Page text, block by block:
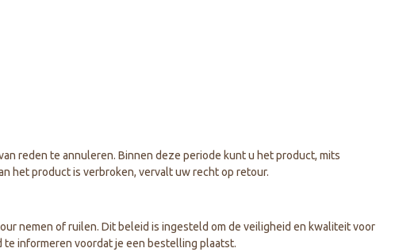
reden te annuleren. Binnen deze periode kunt u het product, mits
het product is verbroken, vervalt uw recht op retour.
nemen of ruilen. Dit beleid is ingesteld om de veiligheid en kwaliteit voor
informeren voordat je een bestelling plaatst.